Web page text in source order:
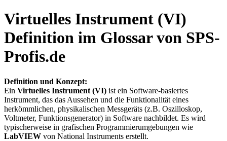
Virtuelles Instrument (VI)
Definition im Glossar von SPS-
Profis.de
Definition und Konzept:
Ein Virtuelles Instrument (VI) ist ein Software-basiertes
Instrument, das das Aussehen und die Funktionalität eines
herkömmlichen, physikalischen Messgeräts (z.B. Oszilloskop,
Voltmeter, Funktionsgenerator) in Software nachbildet. Es wird
typischerweise in grafischen Programmierumgebungen wie
LabVIEW von National Instruments erstellt.